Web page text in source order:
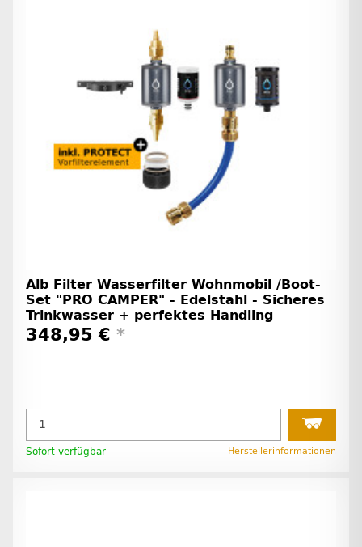
Alb Filter Wasserfilter Wohnmobil /Boot-
Set "PRO CAMPER" - Edelstahl - Sicheres
Trinkwasser + perfektes Handling
348,95 € *
Sofort verfügbar Herstellerinformationen